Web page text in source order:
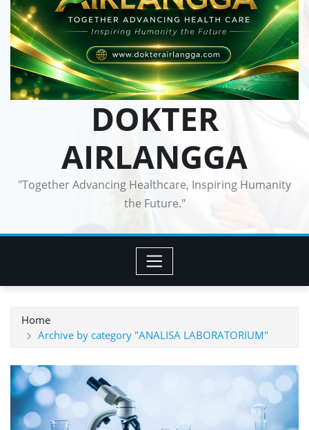
DOKTER
AIRLANGGA
"Together Advancing Healthcare, Inspiring Humanity
the Future."
Home
Archive by category "ANALISA LABORATORIUM"